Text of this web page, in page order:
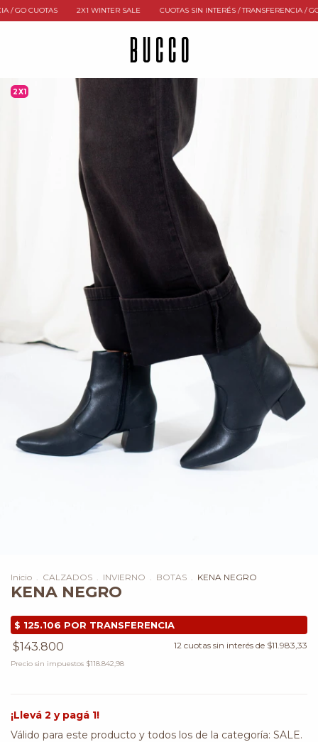
CUOTAS 2X1 WINTER SALE CUOTAS SIN INTERÉS / TRANSFERENCIA / GO
2X1
Inicio . CALZADOS . INVIERNO . BOTAS . KENA NEGRO
KENA NEGRO
$143.800 12 cuotas sin interés de $11.983,33
Precio sin impuestos $118.842,98
¡Llevá 2 y pagá 1!
Válido para este producto y todos los de la categoría: SALE.